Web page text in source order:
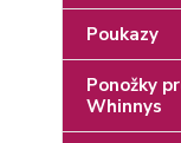
Poukazy
Ponožky
Whinnys